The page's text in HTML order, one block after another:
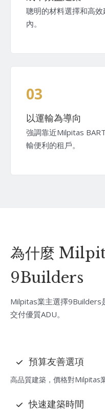
聰明的材料選擇和高
內。
03
以運輸為導向
強調靠近Milpitas
輸便利的租戶。
為什麼
9Builders
Milpitas業主選擇9Builders
交付優質ADU。
預算友善選項
高品質建築，價格對Milpitas
快速建築時間